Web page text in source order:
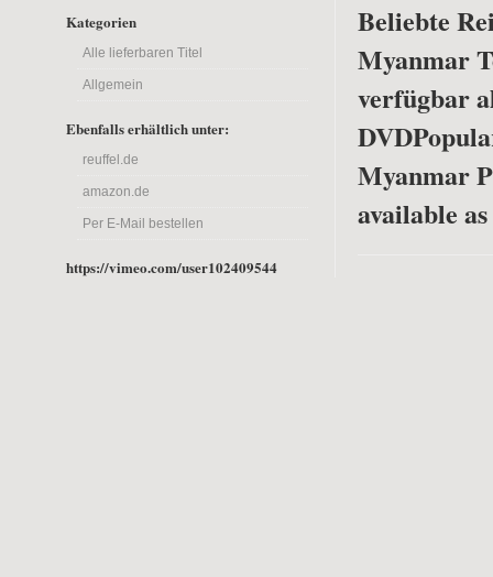
Kategorien
Alle lieferbaren Titel
Allgemein
Ebenfalls erhältlich unter:
reuffel.de
amazon.de
Per E-Mail bestellen
https://vimeo.com/user102409544
Beliebte
Myanmar
verfügbar
DVD
Myanmar
available